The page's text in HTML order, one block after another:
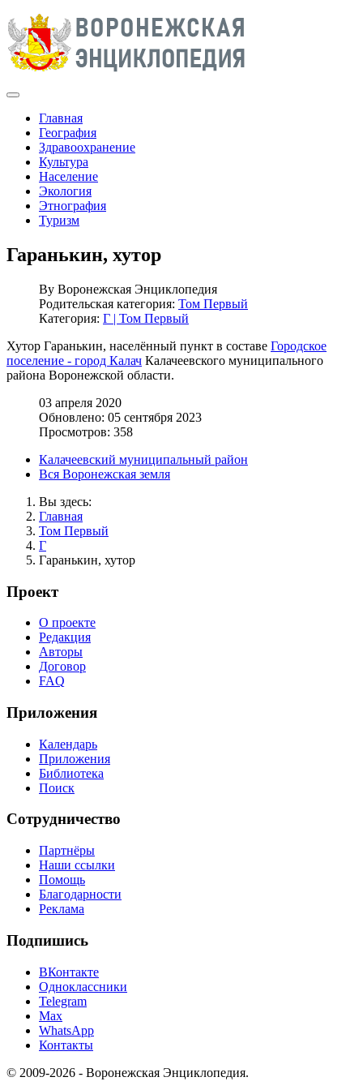
Главная
География
Здравоохранение
Культура
Население
Экология
Этнография
Туризм
Гаранькин, хутор
By Воронежская Энциклопедия
Родительская категория: Том Первый
Категория: Г | Том Первый
Хутор Гаранькин, населённый пункт в составе Городское
поселение - город Калач Калачеевского муниципального
района Воронежской области.
03 апреля 2020
Обновлено: 05 сентября 2023
Просмотров: 358
Калачеевский муниципальный район
Вся Воронежская земля
Вы здесь:
Главная
Том Первый
Г
Гаранькин, хутор
Проект
О проекте
Редакция
Авторы
Договор
FAQ
Приложения
Календарь
Приложения
Библиотека
Поиск
Сотрудничество
Партнёры
Наши ссылки
Помощь
Благодарности
Реклама
Подпишись
ВКонтакте
Одноклассники
Telegram
Max
WhatsApp
Контакты
© 2009-2026 - Воронежская Энциклопедия.